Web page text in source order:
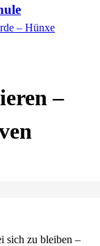
– Hünxe
–
sich zu bleiben –